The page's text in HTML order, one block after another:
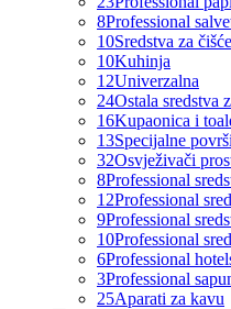
8Professional
10Sredstva za
10Kuhinja
12Univerzalna
24Ostala sredstva
16Kupaonica i
13Specijalne
32Osvježivači
8Professional
12Professional
9Professional
10Professional
6Professional
3Professional
25Aparati za kavu